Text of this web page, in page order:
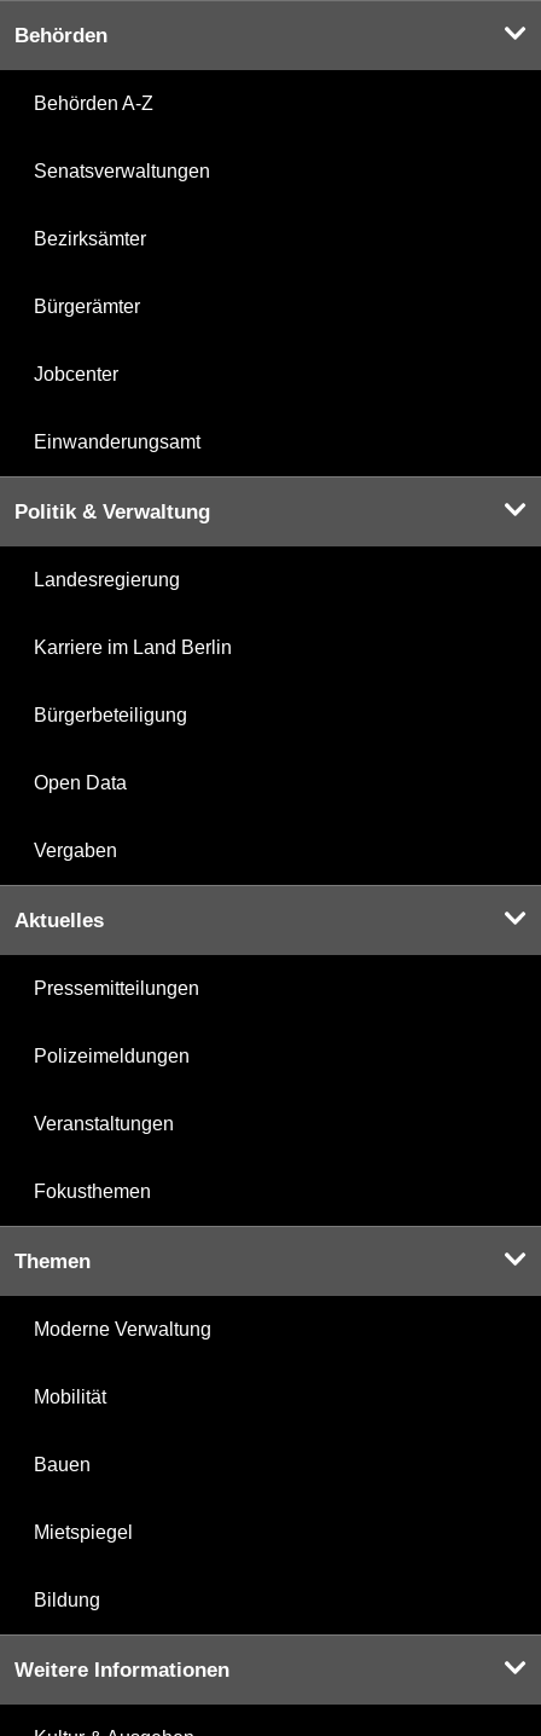
Behörden
Behörden A-Z
Senatsverwaltungen
Bezirksämter
Bürgerämter
Jobcenter
Einwanderungsamt
Politik & Verwaltung
Landesregierung
Karriere im Land Berlin
Bürgerbeteiligung
Open Data
Vergaben
Aktuelles
Pressemitteilungen
Polizeimeldungen
Veranstaltungen
Fokusthemen
Themen
Moderne Verwaltung
Mobilität
Bauen
Mietspiegel
Bildung
Weitere Informationen